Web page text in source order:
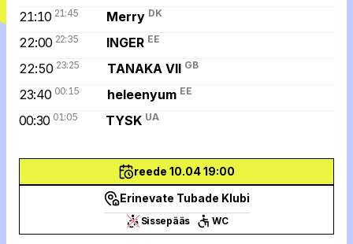
reede 10.04 19:00
Erinevate Tubade Klubi
Sissepääs WC
21:10 21:45 Merry DK
22:00 22:35 INGER EE
22:50 23:25 TANAKA VII GB
23:40 00:15 heleenyum EE
00:30 01:05 TYSK UA